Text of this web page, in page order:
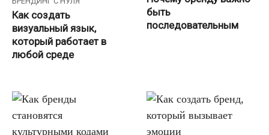
Как создать
визуальный язык,
который работает в
любой среде
быть
последовательным